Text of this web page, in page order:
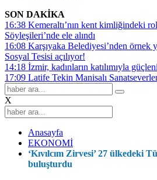
SON DAKİKA
16:38 Kemeraltı’nın kent kimliğindeki
Söyleşileri’nde ele alındı
16:08 Karşıyaka Belediyesi’nden örnek
Sosyal Tesisi açılıyor!
14:18 İzmir, kadınların katılımıyla
17:09 Latife Tekin Manisalı
X
Anasayfa
EKONOMİ
‘Kıvılcım Zirvesi’ 27 ülkedeki
buluşturdu